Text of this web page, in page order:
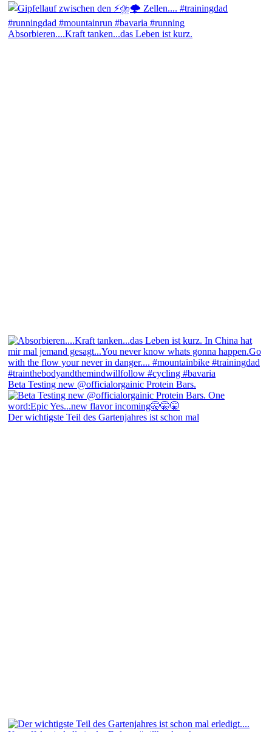
Absorbieren....Kraft tanken...das Leben ist kurz.
Beta Testing new @officialorgainic Protein Bars.
Der wichtigste Teil des Gartenjahres ist schon mal